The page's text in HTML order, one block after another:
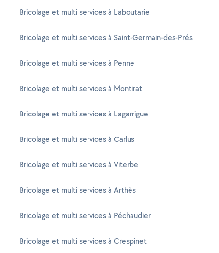
Bricolage et multi services à Laboutarie
Bricolage et multi services à Saint-Germain-des-Prés
Bricolage et multi services à Penne
Bricolage et multi services à Montirat
Bricolage et multi services à Lagarrigue
Bricolage et multi services à Carlus
Bricolage et multi services à Viterbe
Bricolage et multi services à Arthès
Bricolage et multi services à Péchaudier
Bricolage et multi services à Crespinet